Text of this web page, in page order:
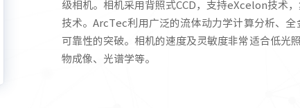
级相机。相机采用背照式CCD，支持eXcelon技术
技术。ArcTec利用广泛的流体动力学计算分析、
可靠性的突破。相机的速度及灵敏度非常适合低光
物成像、光谱学等。